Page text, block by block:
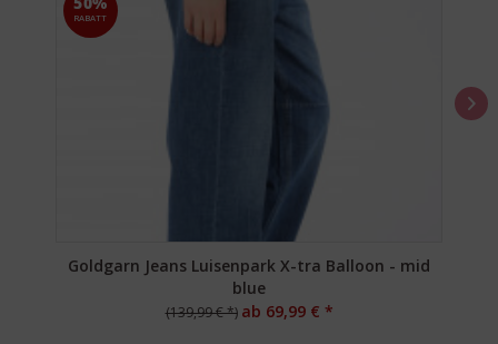
RABATT
Goldgarn Jeans Luisenpark X-tra Balloon - mid
blue
(139,99 € *) ab 69,99 € *